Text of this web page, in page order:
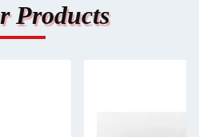
Products